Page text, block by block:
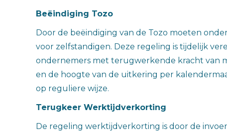
Beëindiging Tozo
Door de beëindiging van de Tozo moeten
voor zelfstandigen. Deze regeling is tijdelijk
ondernemers met terugwerkende kracht van
en de hoogte van de uitkering per
op reguliere wijze.
Terugkeer Werktijdverkorting
De regeling werktijdverkorting is door de